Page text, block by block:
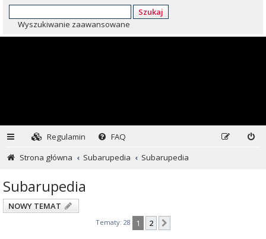
Szukaj
Wyszukiwanie zaawansowane
Regulamin
FAQ
Strona główna
Subarupedia Subarupedia
Subarupedia
NOWY TEMAT
Tematy: 28 1 2